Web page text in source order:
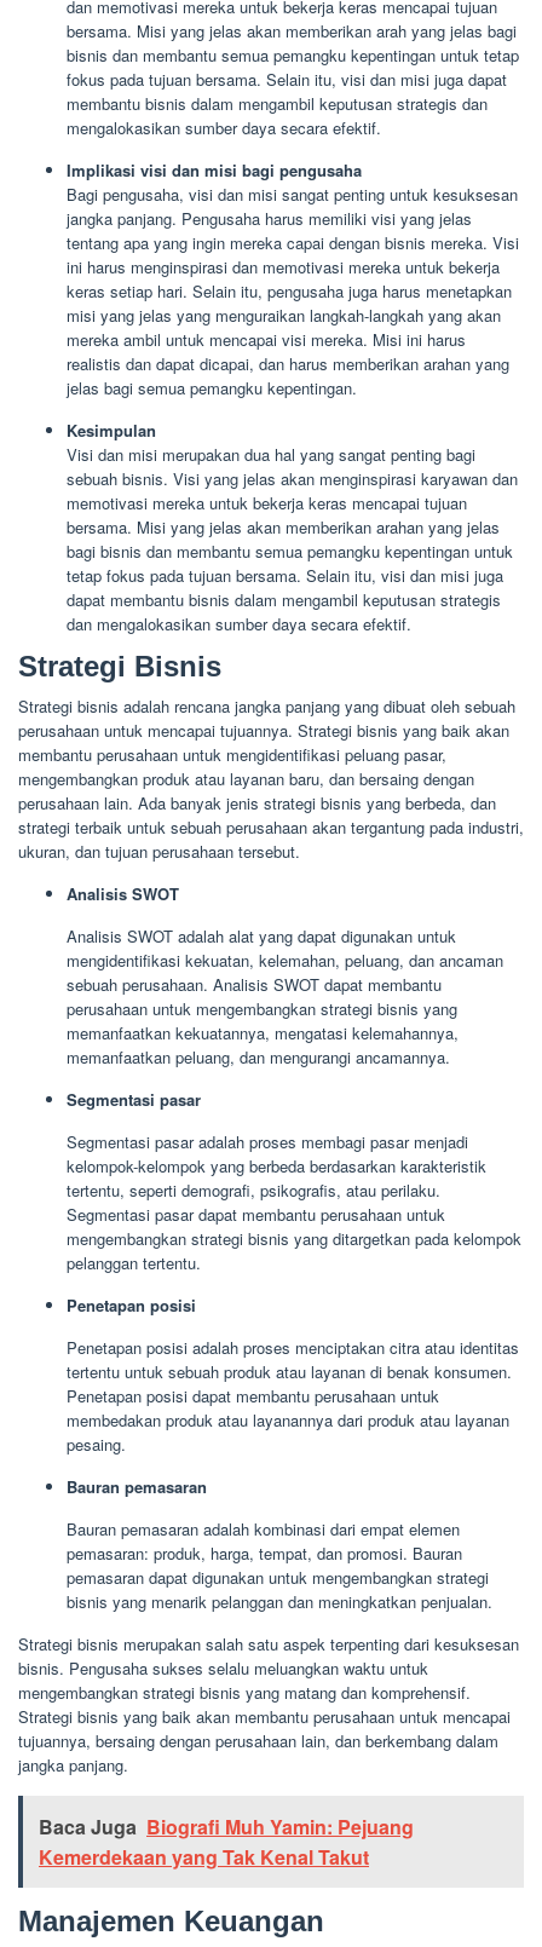
dan memotivasi mereka untuk bekerja keras mencapai tujuan
bersama. Misi yang jelas akan memberikan arah yang jelas bagi
bisnis dan membantu semua pemangku kepentingan untuk tetap
fokus pada tujuan bersama. Selain itu, visi dan misi juga dapat
membantu bisnis dalam mengambil keputusan strategis dan
mengalokasikan sumber daya secara efektif.
Implikasi visi dan misi bagi pengusaha
Bagi pengusaha, visi dan misi sangat penting untuk kesuksesan
jangka panjang. Pengusaha harus memiliki visi yang jelas
tentang apa yang ingin mereka capai dengan bisnis mereka. Visi
ini harus menginspirasi dan memotivasi mereka untuk bekerja
keras setiap hari. Selain itu, pengusaha juga harus menetapkan
misi yang jelas yang menguraikan langkah-langkah yang akan
mereka ambil untuk mencapai visi mereka. Misi ini harus
realistis dan dapat dicapai, dan harus memberikan arahan yang
jelas bagi semua pemangku kepentingan.
Kesimpulan
Visi dan misi merupakan dua hal yang sangat penting bagi
sebuah bisnis. Visi yang jelas akan menginspirasi karyawan dan
memotivasi mereka untuk bekerja keras mencapai tujuan
bersama. Misi yang jelas akan memberikan arahan yang jelas
bagi bisnis dan membantu semua pemangku kepentingan untuk
tetap fokus pada tujuan bersama. Selain itu, visi dan misi juga
dapat membantu bisnis dalam mengambil keputusan strategis
dan mengalokasikan sumber daya secara efektif.
Strategi Bisnis
Strategi bisnis adalah rencana jangka panjang yang dibuat oleh sebuah
perusahaan untuk mencapai tujuannya. Strategi bisnis yang baik akan
membantu perusahaan untuk mengidentifikasi peluang pasar,
mengembangkan produk atau layanan baru, dan bersaing dengan
perusahaan lain. Ada banyak jenis strategi bisnis yang berbeda, dan
strategi terbaik untuk sebuah perusahaan akan tergantung pada industri,
ukuran, dan tujuan perusahaan tersebut.
Analisis SWOT
Analisis SWOT adalah alat yang dapat digunakan untuk
mengidentifikasi kekuatan, kelemahan, peluang, dan ancaman
sebuah perusahaan. Analisis SWOT dapat membantu
perusahaan untuk mengembangkan strategi bisnis yang
memanfaatkan kekuatannya, mengatasi kelemahannya,
memanfaatkan peluang, dan mengurangi ancamannya.
Segmentasi pasar
Segmentasi pasar adalah proses membagi pasar menjadi
kelompok-kelompok yang berbeda berdasarkan karakteristik
tertentu, seperti demografi, psikografis, atau perilaku.
Segmentasi pasar dapat membantu perusahaan untuk
mengembangkan strategi bisnis yang ditargetkan pada kelompok
pelanggan tertentu.
Penetapan posisi
Penetapan posisi adalah proses menciptakan citra atau identitas
tertentu untuk sebuah produk atau layanan di benak konsumen.
Penetapan posisi dapat membantu perusahaan untuk
membedakan produk atau layanannya dari produk atau layanan
pesaing.
Bauran pemasaran
Bauran pemasaran adalah kombinasi dari empat elemen
pemasaran: produk, harga, tempat, dan promosi. Bauran
pemasaran dapat digunakan untuk mengembangkan strategi
bisnis yang menarik pelanggan dan meningkatkan penjualan.
Strategi bisnis merupakan salah satu aspek terpenting dari kesuksesan
bisnis. Pengusaha sukses selalu meluangkan waktu untuk
mengembangkan strategi bisnis yang matang dan komprehensif.
Strategi bisnis yang baik akan membantu perusahaan untuk mencapai
tujuannya, bersaing dengan perusahaan lain, dan berkembang dalam
jangka panjang.
Baca Juga Biografi Muh Yamin: Pejuang
Kemerdekaan yang Tak Kenal Takut
Manajemen Keuangan